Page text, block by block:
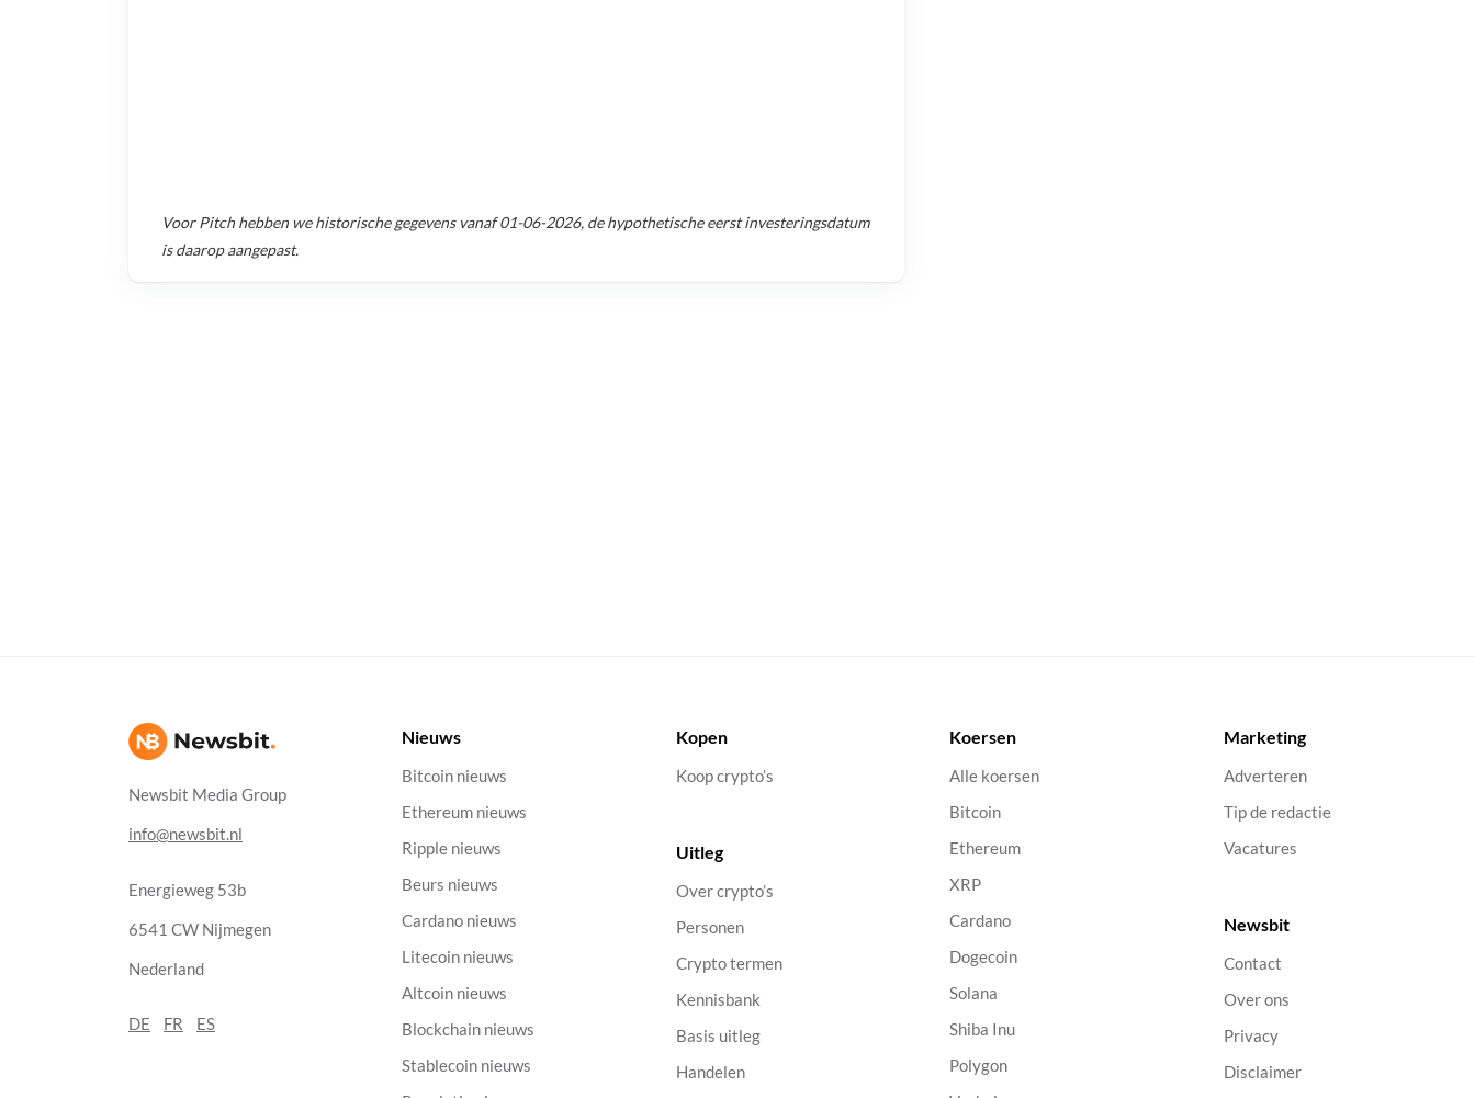
VoorPitchhebben we historische gegevens vanaf01-06-2026, de hypothetische eerst investeringsdatum
is daarop aangepast.
Newsbit Media Group
info@newsbit.nl
Energieweg 53b
6541 CW Nijmegen
Nederland
DE FR ES
Nieuws
Bitcoin nieuws
Ethereum nieuws
Ripple nieuws
Beurs nieuws
Cardano nieuws
Litecoin nieuws
Altcoin nieuws
Blockchain nieuws
Stablecoin nieuws
Kopen
Koop crypto’s
Uitleg
Over crypto’s
Personen
Crypto termen
Kennisbank
Basis uitleg
Handelen
Koersen
Alle koersen
Bitcoin
Ethereum
XRP
Cardano
Dogecoin
Solana
Shiba Inu
Polygon
Marketing
Adverteren
Tip de redactie
Vacatures
Newsbit
Contact
Over ons
Privacy
Disclaimer